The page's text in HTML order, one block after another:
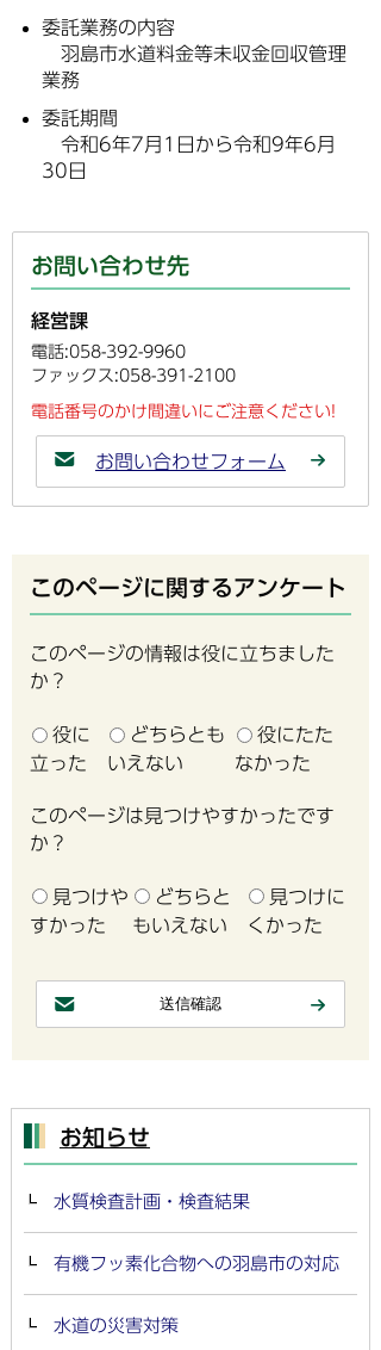
委託業務の内容
羽島市水道料金等未収金回収管理
業務
委託期間
令和6年7月1日から令和9年6月
30日
お問い合わせ先
経営課
電話:058-392-9960
ファックス:058-391-2100
電話番号のかけ間違いにご注意ください!
お問い合わせフォーム
このページに関するアンケート
このページの情報は役に立ちました
か？
役に
立った
どちらとも
いえない
役にたた
なかった
このページは見つけやすかったです
か？
見つけや
すかった
どちらと
もいえない
見つけに
くかった
お知らせ
水質検査計画・検査結果
有機フッ素化合物への羽島市の対応
水道の災害対策